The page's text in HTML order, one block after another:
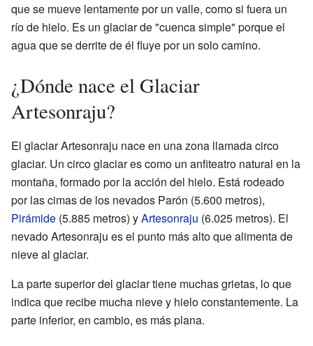
que se mueve lentamente por un valle, como si fuera un
río de hielo. Es un glaciar de "cuenca simple" porque el
agua que se derrite de él fluye por un solo camino.
¿Dónde nace el Glaciar
Artesonraju?
El glaciar Artesonraju nace en una zona llamada circo
glaciar. Un circo glaciar es como un anfiteatro natural en la
montaña, formado por la acción del hielo. Está rodeado
por las cimas de los nevados Parón (5.600 metros),
Pirámide (5.885 metros) yArtesonraju (6.025 metros). El
nevado Artesonraju es el punto más alto que alimenta de
nieve al glaciar.
La parte superior del glaciar tiene muchas grietas, lo que
indica que recibe mucha nieve y hielo constantemente. La
parte inferior, en cambio, es más plana.